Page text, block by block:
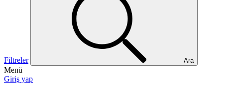
Filtreler Ara
Menü
Giriş yap